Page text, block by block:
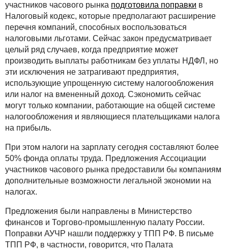
участников часового рынка подготовила поправки в
Налоговый кодекс, которые предполагают расширение
перечня компаний, способных воспользоваться
налоговыми льготами. Сейчас закон предусматривает
целый ряд случаев, когда предприятие может
производить выплаты работникам без уплаты НДФЛ, но
эти исключения не затрагивают предприятия,
использующие упрощенную систему налогообложения
или налог на вмененный доход. Сэкономить сейчас
могут только компании, работающие на общей системе
налогообложения и являющиеся плательщиками налога
на прибыль.
При этом налоги на зарплату сегодня составляют более
50% фонда оплаты труда. Предложения Ассоциации
участников часового рынка предоставили бы компаниям
дополнительные возможности легальной экономии на
налогах.
Предложения были направлены в Министерство
финансов и Торгово-промышленную палату России.
Поправки АУЧР нашли поддержку у ТПП РФ. В письме
ТПП РФ, в частности, говорится, что Палата